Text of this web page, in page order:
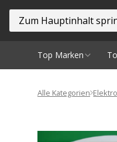
Zum Hauptinhalt
Top Marken
Alle Kategorien